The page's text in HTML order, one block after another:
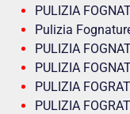
PULIZIA
Pulizia
PULIZIA
PULIZIA
PULIZIA
PULIZIA